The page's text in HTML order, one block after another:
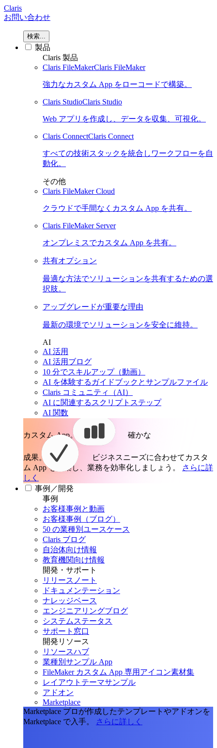
Claris
お問い合わせ
検索...
製品
Claris 製品
Claris FileMakerClaris FileMaker
強力なカスタム App をローコードで構築。
Claris StudioClaris Studio
Web アプリを作成し、データを収集、可視化。
Claris ConnectClaris Connect
すべての技術スタックを統合しワークフローを自
動化。
その他
Claris FileMaker Cloud
クラウドで手間なくカスタム App を共有。
Claris FileMaker Server
オンプレミスでカスタム App を共有。
共有オプション
最適な方法でソリューションを共有するための選
択肢。
アップグレードが重要な理由
最新の環境でソリューションを安全に維持。
AI
AI 活用
AI 活用ブログ
10 分でスキルアップ（動画）
AI を体験するガイドブックとサンプルファイル
Claris コミュニティ（AI）
AI に関連するスクリプトステップ
AI 関数
カスタム App。 確かな
成果。
ビジネスニーズに合わせてカスタ
ム App を構築し、業務を効率化しましょう。
さらに詳
しく
事例／開発
事例
お客様事例と動画
お客様事例（ブログ）
50 の業種別ユースケース
Claris ブログ
自治体向け情報
教育機関向け情報
開発・サポート
リリースノート
ドキュメンテーション
ナレッジベース
エンジニアリングブログ
システムステータス
サポート窓口
開発リソース
リソースハブ
業種別サンプル App
FileMaker カスタム App 専用アイコン素材集
レイアウトテーマサンプル
アドオン
Marketplace
Marketplace プロが作成したテンプレートやアドオンを
Marketplace で入手。
さらに詳しく